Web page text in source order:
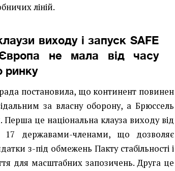
ліній.
виходу і запуск SAFE
не мала від часу
ринку
постановила, що континент повинен
за власну оборону, а Брюссель
це національна клауза виходу від
17 державами-членами, що дозволяє
з-під обмежень Пакту стабільності і
для масштабних запозичень. Друга це